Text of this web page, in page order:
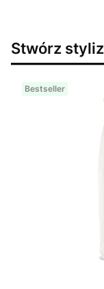
Stwórz
Bestseller